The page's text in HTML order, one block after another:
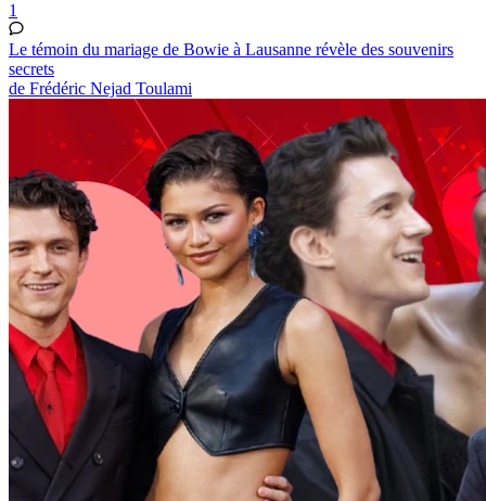
1
Le témoin du mariage de Bowie à Lausanne révèle des souvenirs
secrets
de Frédéric Nejad Toulami